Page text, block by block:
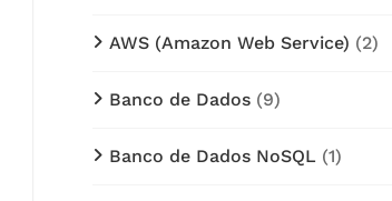
AWS (Amazon Web Service) (2)
Banco de Dados (9)
Banco de Dados NoSQL (1)